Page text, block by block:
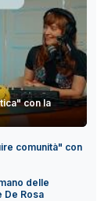
con la
comunità" con
delle
De Rosa